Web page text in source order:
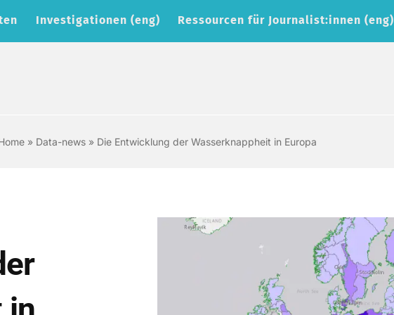
Investigationen (eng) Ressourcen für Journalist:innen (eng)
» Data-news » Die Entwicklung der Wasserknappheit in Europa